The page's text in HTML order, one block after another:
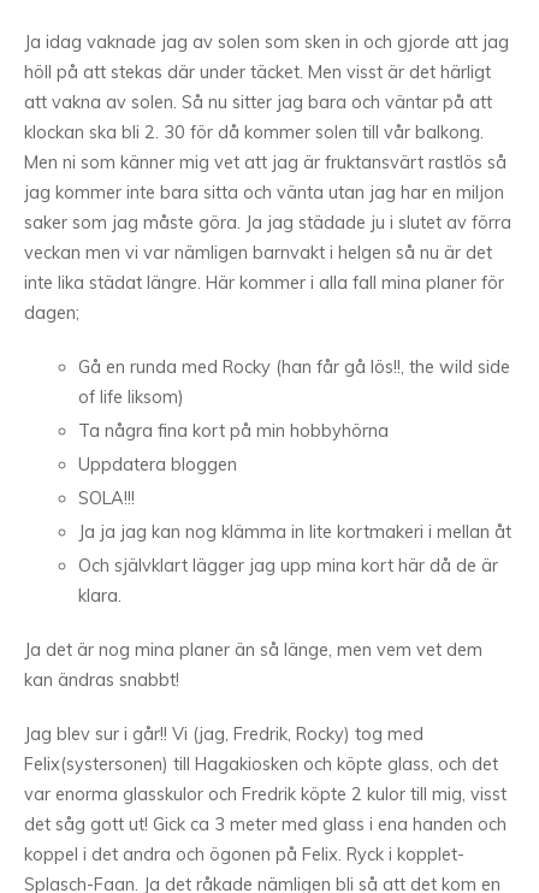
Ja idag vaknade jag av solen som sken in och gjorde att jag
höll på att stekas där under täcket. Men visst är det härligt
att vakna av solen. Så nu sitter jag bara och väntar på att
klockan ska bli 2. 30 för då kommer solen till vår balkong.
Men ni som känner mig vet att jag är fruktansvärt rastlös så
jag kommer inte bara sitta och vänta utan jag har en miljon
saker som jag måste göra. Ja jag städade ju i slutet av förra
veckan men vi var nämligen barnvakt i helgen så nu är det
inte lika städat längre. Här kommer i alla fall mina planer för
dagen;
Gå en runda med Rocky (han får gå lös!!, the wild side
of life liksom)
Ta några fina kort på min hobbyhörna
Uppdatera bloggen
SOLA!!!
Ja ja jag kan nog klämma in lite kortmakeri i mellan åt
Och självklart lägger jag upp mina kort här då de är
klara.
Ja det är nog mina planer än så länge, men vem vet dem
kan ändras snabbt!
Jag blev sur i går!! Vi (jag, Fredrik, Rocky) tog med
Felix(systersonen) till Hagakiosken och köpte glass, och det
var enorma glasskulor och Fredrik köpte 2 kulor till mig, visst
det såg gott ut! Gick ca 3 meter med glass i ena handen och
koppel i det andra och ögonen på Felix. Ryck i kopplet-
Splasch-Faan. Ja det råkade nämligen bli så att det kom en